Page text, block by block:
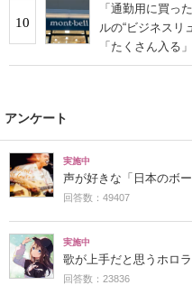
10
「通勤用に買っ
ルの“ビジネスリ
「たくさん入る
アンケート
実施中
声が好きな「日本のボ
回答数：49407
実施中
歌が上手だと思うホロ
回答数：23836